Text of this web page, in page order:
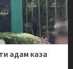
адам каза